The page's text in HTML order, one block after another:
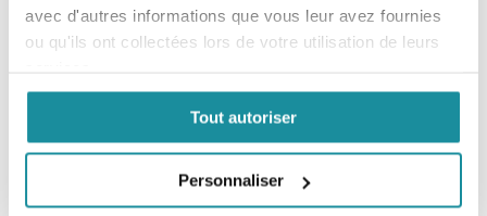
avec d'autres informations que vous leur avez fournies
ou qu'ils ont collectées lors de votre utilisation de leurs
Tout autoriser
Personnaliser